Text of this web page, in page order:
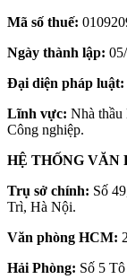
Mã số thuế:
Ngày thành lập:
Đại diện pháp luật:
Lĩnh vực: Nhà thầu
Công nghiệp.
HỆ THỐNG VĂN
Trụ sở chính: Số
Trì, Hà Nội.
Văn phòng HCM:
Hải Phòng: Số 5